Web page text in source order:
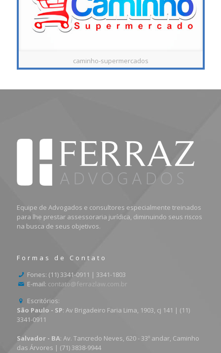
caminho-supermercados
Equipe de Advogados e consultores especialmente treinados
para lhe prestar assessoraria jurídica, diminuindo seus riscos
na busca de seus objetivos.
Formas de Contato
Fones: (11) 3341-0911 | 3341-1803
E-mail: contato@ferrazlaw.com.br
Escritórios:
São Paulo - SP: Av Brigadeiro Faria Lima, 1903, cj 141 | (11)
3341-0911
Salvador - BA: Av. Tancredo Neves, 620 - 33º andar, Caminho
das Árvores | (71) 3838-9944